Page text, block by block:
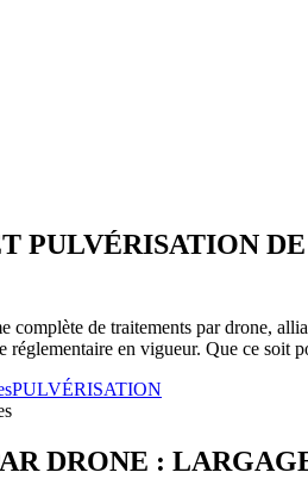
PULVÉRISATION
complète de traitements par drone,
réglementaire en vigueur. Que ce
PULVÉRISATION
DRONE :